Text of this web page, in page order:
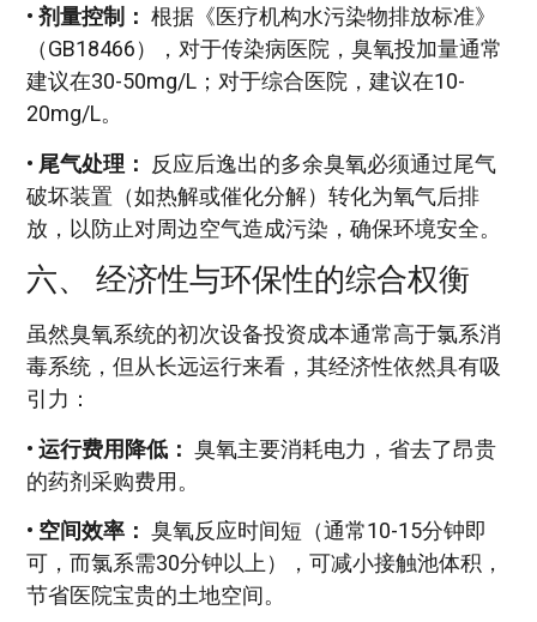
• 剂量控制： 根据《医疗机构水污染物排放标准》
（GB18466），对于传染病医院，臭氧投加量通常
建议在30-50mg/L；对于综合医院，建议在10-
20mg/L。
• 尾气处理：
反应后逸出的多余臭氧必须通过尾气
破坏装置（如热解或催化分解）转化为氧气后排
放，以防止对周边空气造成污染，确保环境安全。
六、 经济性与环保性的综合权衡
虽然臭氧系统的初次设备投资成本通常高于氯系消
毒系统，但从长远运行来看，其经济性依然具有吸
引力：
• 运行费用降低： 臭氧主要消耗电力，省去了昂贵
的药剂采购费用。
• 空间效率： 臭氧反应时间短（通常10-15分钟即
可，而氯系需30分钟以上），可减小接触池体积，
节省医院宝贵的土地空间。